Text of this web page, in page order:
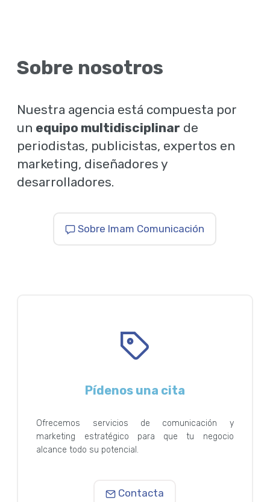
Sobre nosotros
Nuestra agencia está compuesta por
un equipo multidisciplinar de
periodistas, publicistas, expertos en
marketing, diseñadores y
desarrolladores.
Sobre Imam Comunicación
Pídenos una cita
Ofrecemos servicios de comunicación y
marketing estratégico para que tu negocio
alcance todo su potencial.
Contacta